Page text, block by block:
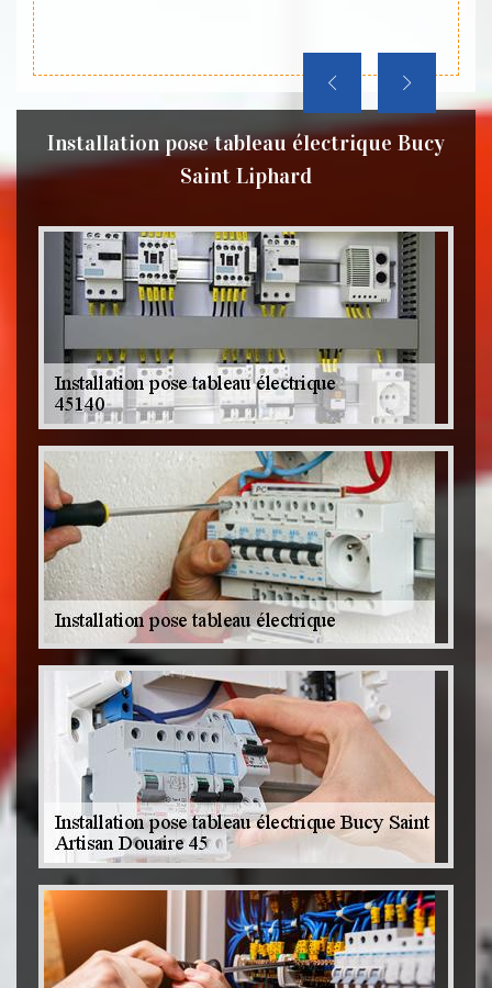
Installation pose tableau électrique Bucy
Saint Liphard